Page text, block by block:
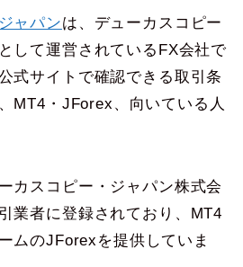
ャパンは、デューカスコピー
して運営されているFX会社で
式サイトで確認できる取引条
MT4・JForex、向いている人
カスコピー・ジャパン株式会
業者に登録されており、MT4
ムのJForexを提供していま